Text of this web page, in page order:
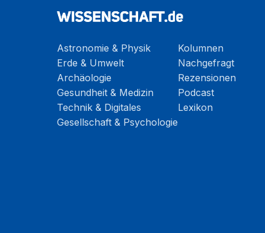
Astronomie & Physik
Erde & Umwelt
Archäologie
Gesundheit & Medizin
Technik & Digitales
Gesellschaft & Psychologie
Kolumnen
Nachgefragt
Rezensionen
Podcast
Lexikon